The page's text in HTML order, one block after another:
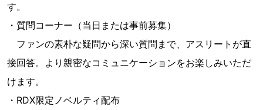
す。
・質問コーナー（当日または事前募集）
ファンの素朴な疑問から深い質問まで、アスリートが直
接回答。より親密なコミュニケーションをお楽しみいただ
けます。
・RDX限定ノベルティ配布